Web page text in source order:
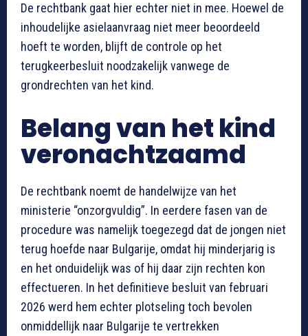
De rechtbank gaat hier echter niet in mee. Hoewel de
inhoudelijke asielaanvraag niet meer beoordeeld
hoeft te worden, blijft de controle op het
terugkeerbesluit noodzakelijk vanwege de
grondrechten van het kind.
Belang van het kind
veronachtzaamd
De rechtbank noemt de handelwijze van het
ministerie “onzorgvuldig”. In eerdere fasen van de
procedure was namelijk toegezegd dat de jongen niet
terug hoefde naar Bulgarije, omdat hij minderjarig is
en het onduidelijk was of hij daar zijn rechten kon
effectueren. In het definitieve besluit van februari
2026 werd hem echter plotseling toch bevolen
onmiddellijk naar Bulgarije te vertrekken